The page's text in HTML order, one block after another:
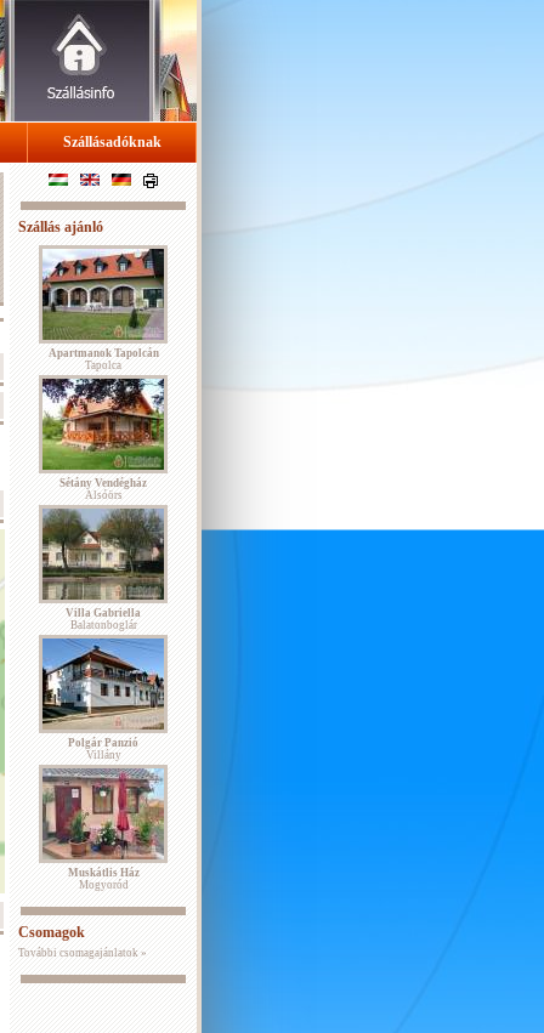
Szállásadóknak
Szállás ajánló
Apartmanok Tapolcán
Tapolca
Sétány Vendégház
Alsóörs
Villa Gabriella
Balatonboglár
Polgár Panzió
Villány
Muskátlis Ház
Mogyoród
Csomagok
További csomagajánlatok »